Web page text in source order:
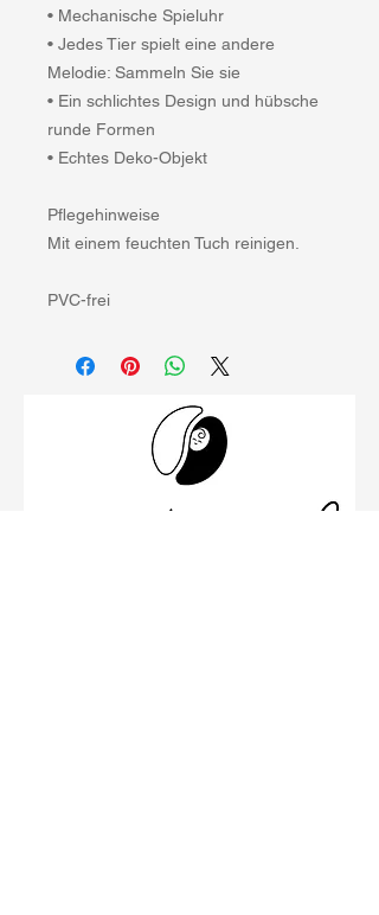
• Mechanische Spieluhr
• Jedes Tier spielt eine andere
Melodie: Sammeln Sie sie
• Ein schlichtes Design und hübsche
runde Formen
• Echtes Deko-Objekt
Pflegehinweise
Mit einem feuchten Tuch reinigen.
PVC-frei